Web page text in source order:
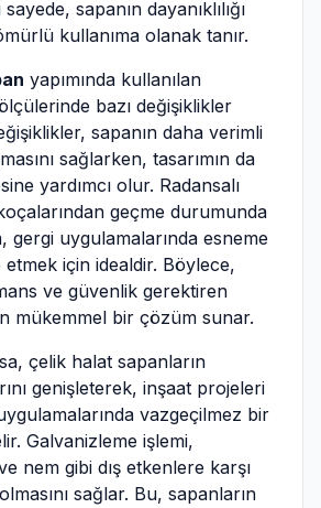
sapanın dayanıklılığı
kullanıma olanak tanır.
yapımında kullanılan
bazı değişiklikler
sapanın daha verimli
sağlarken, tasarımın da
yardımcı olur. Radansalı
geçme durumunda
gergi uygulamalarında esneme
etmek için idealdir. Böylece,
ve güvenlik gerektiren
mükemmel bir çözüm sunar.
çelik halat sapanların
genişleterek, inşaat projeleri
vazgeçilmez bir
Galvanizleme işlemi,
nem gibi dış etkenlere karşı
sağlar. Bu, sapanların